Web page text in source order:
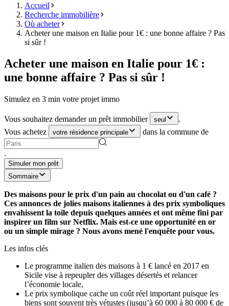
Accueil
Recherche immobilière
Où acheter
Acheter une maison en Italie pour 1€ : une bonne affaire ? Pas
si sûr !
Acheter une maison en Italie pour 1€ :
une bonne affaire ? Pas si sûr !
Simulez en 3 min votre projet immo
Vous souhaitez demander un prêt immobilier seul
.
Vous achetez
votre résidence principale dans la commune de
.
Simuler mon prêt
Sommaire
Des maisons pour le prix d'un pain au chocolat ou d'un café ?
Ces annonces de jolies maisons italiennes à des prix symboliques
envahissent la toile depuis quelques années et ont même fini par
inspirer un film sur Netflix. Mais est-ce une opportunité en or
ou un simple mirage ? Nous avons mené l'enquête pour vous.
Les infos clés
Le programme italien des maisons à 1 € lancé en 2017 en
Sicile vise à repeupler des villages désertés et relancer
l’économie locale,
Le prix symbolique cache un coût réel important puisque les
biens sont souvent très vétustes (jusqu’à 60 000 à 80 000 € de